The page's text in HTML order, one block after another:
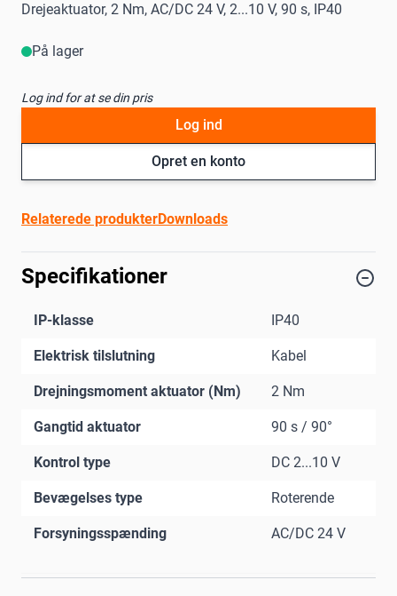
Drejeaktuator, 2 Nm, AC/DC 24 V, 2...10 V, 90 s, IP40
På lager
Log ind for at se din pris
Opret en konto
Log ind
Relaterede produkterDownloads
Specifikationer
IP-klasse IP40
Elektrisk tilslutning Kabel
Drejningsmoment aktuator (Nm) 2 Nm
Gangtid aktuator 90 s / 90°
Kontrol type DC 2...10 V
Bevægelses type Roterende
Forsyningsspænding AC/DC 24 V